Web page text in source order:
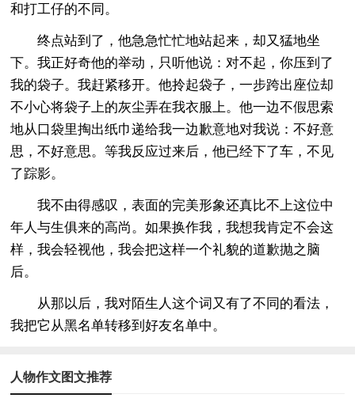
和打工仔的不同。
终点站到了，他急急忙忙地站起来，却又猛地坐
下。我正好奇他的举动，只听他说：对不起，你压到了
我的袋子。我赶紧移开。他拎起袋子，一步跨出座位却
不小心将袋子上的灰尘弄在我衣服上。他一边不假思索
地从口袋里掏出纸巾递给我一边歉意地对我说：不好意
思，不好意思。等我反应过来后，他已经下了车，不见
了踪影。
我不由得感叹，表面的完美形象还真比不上这位中
年人与生俱来的高尚。如果换作我，我想我肯定不会这
样，我会轻视他，我会把这样一个礼貌的道歉抛之脑
后。
从那以后，我对陌生人这个词又有了不同的看法，
我把它从黑名单转移到好友名单中。
人物作文图文推荐